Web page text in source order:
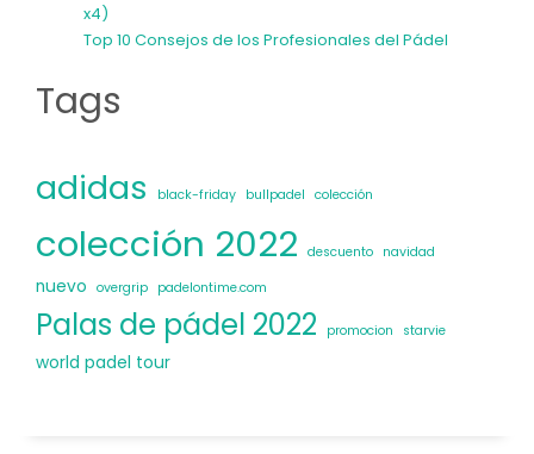
x4)
Top 10 Consejos de los Profesionales del Pádel
Tags
adidas black-friday bullpadel colección
colección 2022 descuento navidad
nuevo overgrip padelontime.com
Palas de pádel 2022 promocion starvie
world padel tour